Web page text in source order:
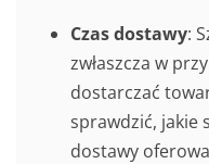
Czas dostawy:
zwłaszcza w
dostarczać
sprawdzić, jakie
dostawy